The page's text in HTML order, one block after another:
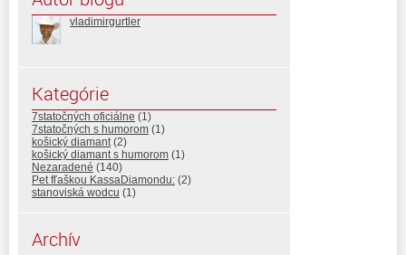
vladimirgurtler
Kategórie
7statočných oficiálne (1)
7statočných s humorom (1)
košický diamant(2)
košický diamant s humorom (1)
Nezaradené (140)
Pet fľaškou KassaDiamondu: (2)
stanoviská wodcu (1)
Archív